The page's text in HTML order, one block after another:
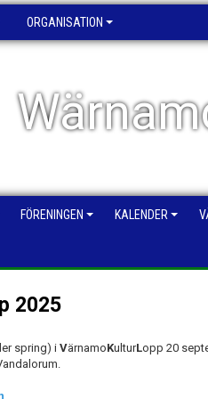
ORGANISATION
FÖRENINGEN KALENDER
2025
spring) iVärnamoKulturLopp 20